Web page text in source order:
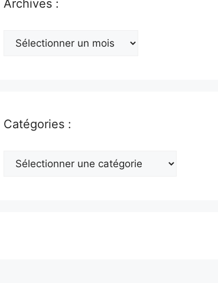
Archives :
Archives
Catégories :
Catégories